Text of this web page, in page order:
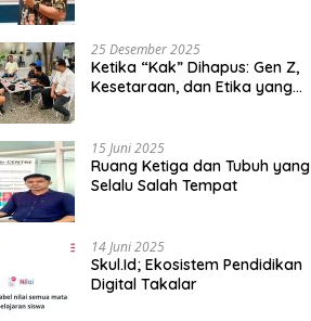
25 Desember 2025
Ketika “Kak” Dihapus: Gen Z,
Kesetaraan, dan Etika yang
15 Juni 2025
Ruang Ketiga dan Tubuh yang
Selalu Salah Tempat
14 Juni 2025
Skul.Id; Ekosistem Pendidikan
Digital Takalar